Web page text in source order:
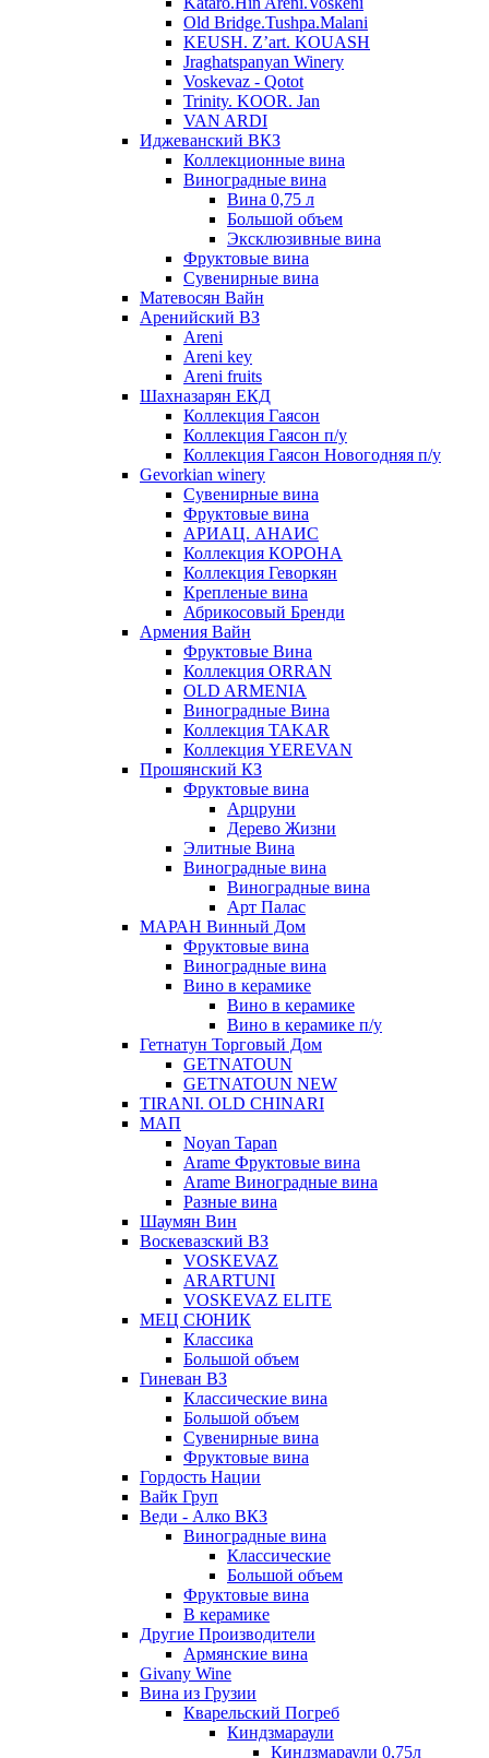
Old Bridge.Tushpa.Malani
KEUSH. Z’art. KOUASH
Jraghatspanyan Winery
Voskevaz - Qotot
Trinity. KOOR. Jan
VAN ARDI
Иджеванский ВКЗ
Коллекционные вина
Виноградные вина
Вина 0,75 л
Большой объем
Эксклюзивные вина
Фруктовые вина
Cувенирные вина
Матевосян Вайн
Аренийский ВЗ
Areni
Areni key
Areni fruits
Шахназарян ЕКД
Коллекция Гаясон
Коллекция Гаясон п/у
Коллекция Гаясон Новогодняя п/у
Gevorkian winery
Сувенирные вина
Фруктовые вина
АРИАЦ. АНАИС
Коллекция КОРОНА
Коллекция Геворкян
Крепленые вина
Абрикосовый Бренди
Армения Вайн
Фруктовые Вина
Коллекция ORRAN
OLD ARMENIA
Виноградные Вина
Коллекция TAKAR
Коллекция YEREVAN
Прошянский КЗ
Фруктовые вина
Арцруни
Дерево Жизни
Элитные Вина
Виноградные вина
Виноградные вина
Арт Палас
МАРАН Винный Дом
Фруктовые вина
Виноградные вина
Вино в керамике
Вино в керамике
Вино в керамике п/у
Гетнатун Торговый Дом
GETNATOUN
GETNATOUN NEW
TIRANI. OLD CHINARI
МАП
Noyan Tapan
Arame Фруктовые вина
Arame Виноградные вина
Разные вина
Шаумян Вин
Воскевазский ВЗ
VOSKEVAZ
ARARTUNI
VOSKEVAZ ELITE
МЕЦ СЮНИК
Классика
Большой объем
Гиневан ВЗ
Классические вина
Большой объем
Сувенирные вина
Фруктовые вина
Гордость Нации
Вайк Груп
Веди - Алко ВКЗ
Виноградные вина
Классические
Большой объем
Фруктовые вина
В керамике
Другие Производители
Армянские вина
Givany Wine
Вина из Грузии
Кварельский Погреб
Киндзмараули
Киндзмараули 0,75л